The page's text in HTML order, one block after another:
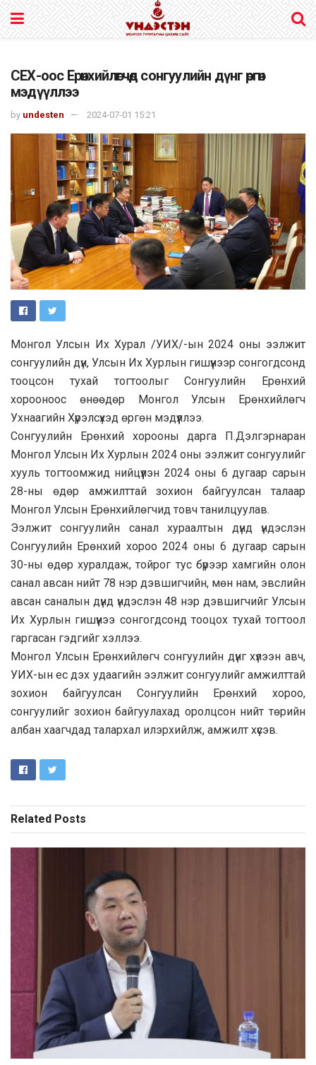
СЕХ-оос Ерөнхийлөгчөд сонгуулийн дүнг өргөн
мэдүүллээ
by undesten 2024-07-01 15:21
Монгол Улсын Их Хурал /УИХ/-ын 2024 оны ээлжит
сонгуулийн дүн, Улсын Их Хурлын гишүүнээр сонгогдсонд
тооцсон тухай тогтоолыг Сонгуулийн Ерөнхий
хорооноос өнөөдөр Монгол Улсын Ерөнхийлөгч
Ухнаагийн Хүрэлсүхэд өргөн мэдүүллээ.
Сонгуулийн Ерөнхий хорооны дарга П.Дэлгэрнаран
Монгол Улсын Их Хурлын 2024 оны ээлжит сонгуулийг
хууль тогтоомжид нийцүүлэн 2024 оны 6 дугаар сарын
28-ны өдөр амжилттай зохион байгуулсан талаар
Монгол Улсын Ерөнхийлөгчид товч танилцуулав.
Ээлжит сонгуулийн санал хураалтын дүнд үндэслэн
Сонгуулийн Ерөнхий хороо 2024 оны 6 дугаар сарын
30-ны өдөр хуралдаж, тойрог тус бүрээр хамгийн олон
санал авсан нийт 78 нэр дэвшигчийн, мөн нам, эвслийн
авсан саналын дүнд үндэслэн 48 нэр дэвшигчийг Улсын
Их Хурлын гишүүнээ сонгогдсонд тооцох тухай тогтоол
гаргасан гэдгийг хэллээ.
Монгол Улсын Ерөнхийлөгч сонгуулийн дүнг хүлээн авч,
УИХ-ын ес дэх удаагийн ээлжит сонгуулийг амжилттай
зохион байгуулсан Сонгуулийн Ерөнхий хороо,
сонгуулийг зохион байгуулахад оролцсон нийт төрийн
албан хаагчдад талархал илэрхийлж, амжилт хүсэв.
Related Posts